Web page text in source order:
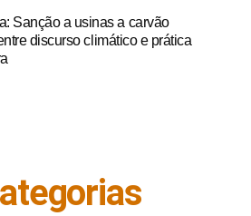
Sanção a usinas a carvão
discurso climático e prática